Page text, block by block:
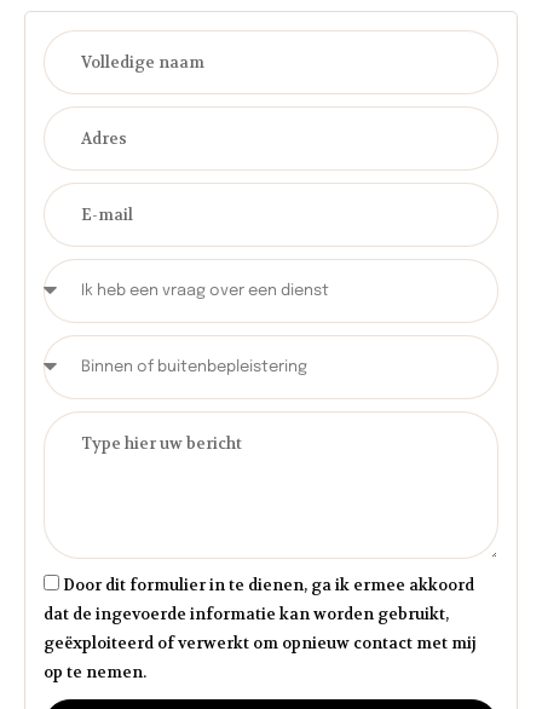
Door dit formulier in te dienen, ga ik ermee akkoord
dat de ingevoerde informatie kan worden gebruikt,
geëxploiteerd of verwerkt om opnieuw contact met mij
op te nemen.